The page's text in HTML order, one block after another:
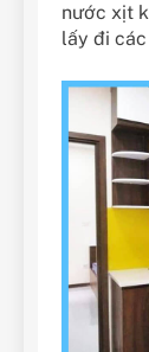
nước xịt
lấy đi